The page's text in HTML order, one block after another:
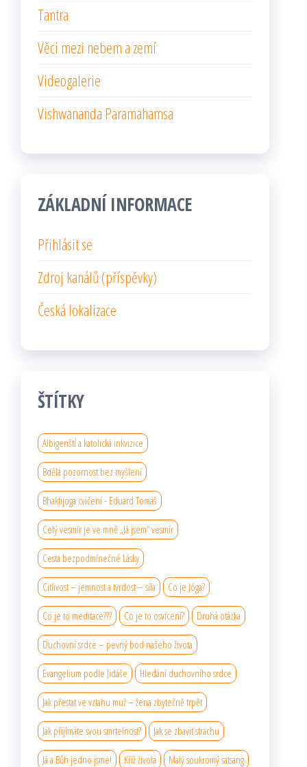
Tantra
Věci mezi nebem a zemí
Videogalerie
Vishwananda Paramahamsa
ZÁKLADNÍ INFORMACE
Přihlásit se
Zdroj kanálů (příspěvky)
Česká lokalizace
ŠTÍTKY
Albigenští a katolická inkvizice
Bdělá pozornost bez myšlení
Bhaktijoga cvičení - Eduard Tomáš
Celý vesmír je ve mně „Já jsem“ vesmír
Cesta bezpodmínečné Lásky
Citlivost – jemnost a tvrdost – síla Co je Jóga?
Co je to meditace??? Co je to osvícení? Druhá otázka
Duchovní srdce – pevný bod našeho života
Evangelium podle Jidáše Hledání duchovního srdce
Jak přestat ve vztahu muž – žena zbytečně trpět
Jak přijímáte svou smrtelnost? Jak se zbavit strachu
Já a Bůh jedno jsme! Kříž života Malý soukromý satsang